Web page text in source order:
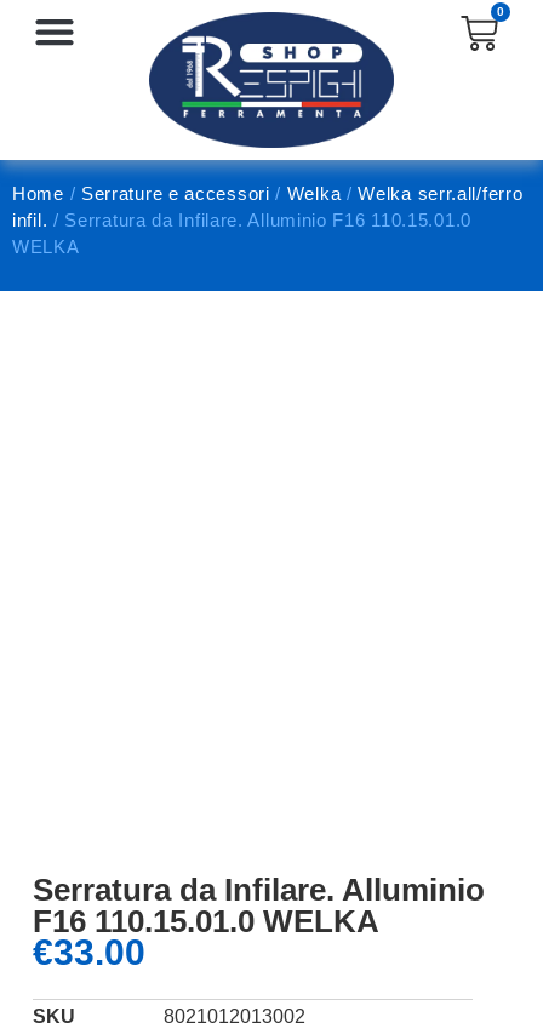
0
Home / Serrature e accessori / Welka /Welka serr.all/ferro
infil. / Serratura da Infilare. Alluminio F16 110.15.01.0
WELKA
Serratura da Infilare. Alluminio
F16 110.15.01.0 WELKA
€33.00
SKU
8021012013002